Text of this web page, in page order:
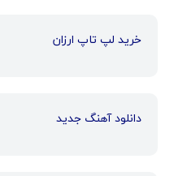
خرید لپ تاپ ارزان
دانلود آهنگ جدید